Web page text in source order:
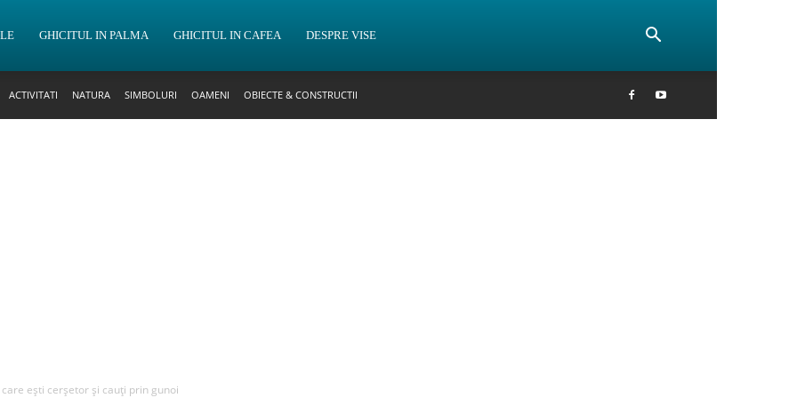
GHICITUL IN PALMA GHICITUL IN CAFEA DESPRE VISE
ACTIVITATI NATURA SIMBOLURI OAMENI OBIECTE & CONSTRUCTII
ești cerșetor și cauți prin gunoi